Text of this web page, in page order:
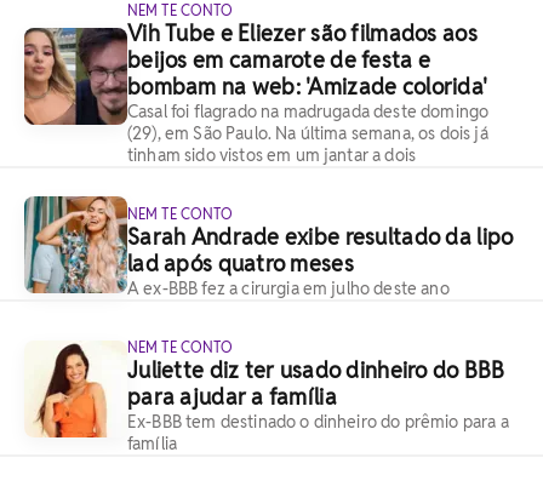
NEM TE CONTO
Vih Tube e Eliezer são filmados aos
beijos em camarote de festa e
bombam na web: 'Amizade colorida'
Casal foi flagrado na madrugada deste domingo
(29), em São Paulo. Na última semana, os dois já
tinham sido vistos em um jantar a dois
NEM TE CONTO
Sarah Andrade exibe resultado da lipo
lad após quatro meses
A ex-BBB fez a cirurgia em julho deste ano
NEM TE CONTO
Juliette diz ter usado dinheiro do BBB
para ajudar a família
Ex-BBB tem destinado o dinheiro do prêmio para a
família